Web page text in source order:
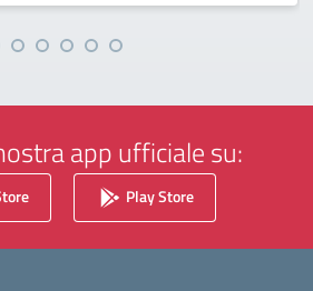
app ufficiale su:
Play Store